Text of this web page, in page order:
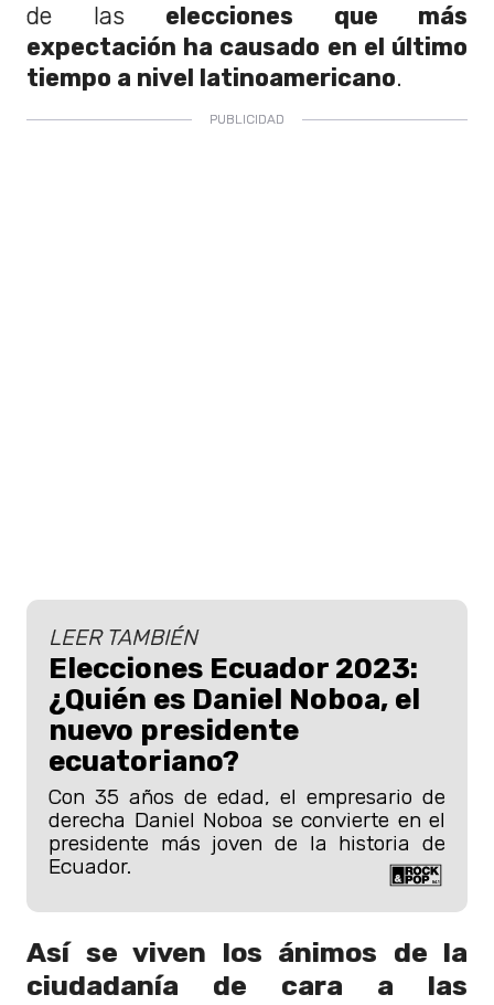
de las elecciones que más
expectación ha causado en el último
tiempo a nivel latinoamericano.
LEER TAMBIÉN
Elecciones Ecuador 2023:
¿Quién es Daniel Noboa, el
nuevo presidente
ecuatoriano?
Con 35 años de edad, el empresario de
derecha Daniel Noboa se convierte en el
presidente más joven de la historia de
Ecuador.
Así se viven los ánimos de la
ciudadanía de cara a las